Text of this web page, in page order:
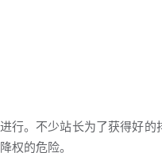
行。不少站长为了获得好的
权的危险。